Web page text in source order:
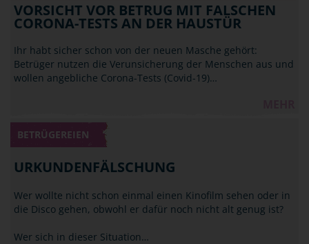
VORSICHT VOR BETRUG MIT FALSCHEN
CORONA-TESTS AN DER HAUSTÜR
Ihr habt sicher schon von der neuen Masche gehört:
Betrüger nutzen die Verunsicherung der Menschen aus und
wollen angebliche Corona-Tests (Covid-19)…
BETRÜGEREIEN
URKUNDENFÄLSCHUNG
Wer wollte nicht schon einmal einen Kinofilm sehen oder in
die Disco gehen, obwohl er dafür noch nicht alt genug ist?
Wer sich in dieser Situation…